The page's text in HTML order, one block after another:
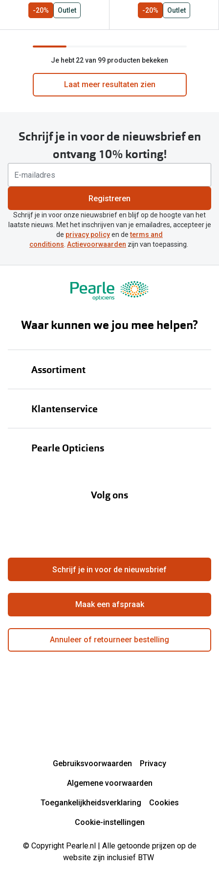
-20% Outlet -20% Outlet
Je hebt 22 van 99 producten bekeken
Laat meer resultaten zien
Schrijf je in voor de nieuwsbrief en
ontvang 10% korting!
Registreren
Schrijf je in voor onze nieuwsbrief en blijf op de hoogte van het
laatste nieuws. Met het inschrijven van je emailadres, accepteer je
de privacy policyen determs and
conditions. Actievoorwaarden zijn van toepassing.
Waar kunnen we jou mee helpen?
Assortiment
Klantenservice
Verzending
Hier de overeenkomst ontbinden
Zorgvergoeding
Pearle Opticiens
Ondernemen bij Pearle
Beste winkelketen
Actievoorwaarden
Volg ons
Schrijf je in voor de nieuwsbrief
Maak een afspraak
Annuleer of retourneer bestelling
Gebruiksvoorwaarden Privacy
Algemene voorwaarden
Toegankelijkheidsverklaring Cookies
Cookie-instellingen
© Copyright Pearle.nl | Alle getoonde prijzen op de
website zijn inclusief BTW